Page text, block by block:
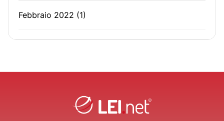
Febbraio 2022 (1)